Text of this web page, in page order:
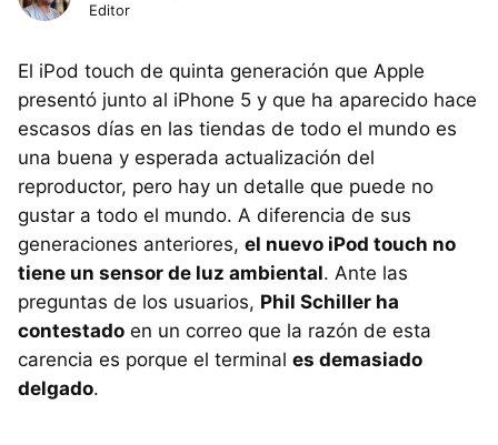
Editor
El iPod touch de quinta generación que Apple
presentó junto al iPhone 5 y que ha aparecido hace
escasos días en las tiendas de todo el mundo es
una buena y esperada actualización del
reproductor, pero hay un detalle que puede no
gustar a todo el mundo. A diferencia de sus
generaciones anteriores, el nuevo iPod touch no
tiene un sensor de luz ambiental. Ante las
preguntas de los usuarios, Phil Schiller ha
contestado en un correo que la razón de esta
carencia es porque el terminal es demasiado
delgado.